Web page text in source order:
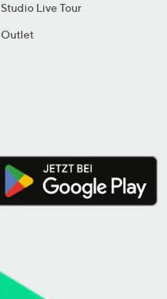
Studio Live Tour
Outlet